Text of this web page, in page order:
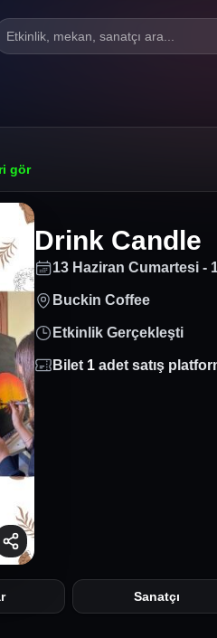
Etkinlik, mekan, sanatçı ara...
gör
Drink Candle
13 Haziran Cumartesi -
Buckin Coffee
Etkinlik Gerçekleşti
Bilet 1 adet satış
Sanatçı